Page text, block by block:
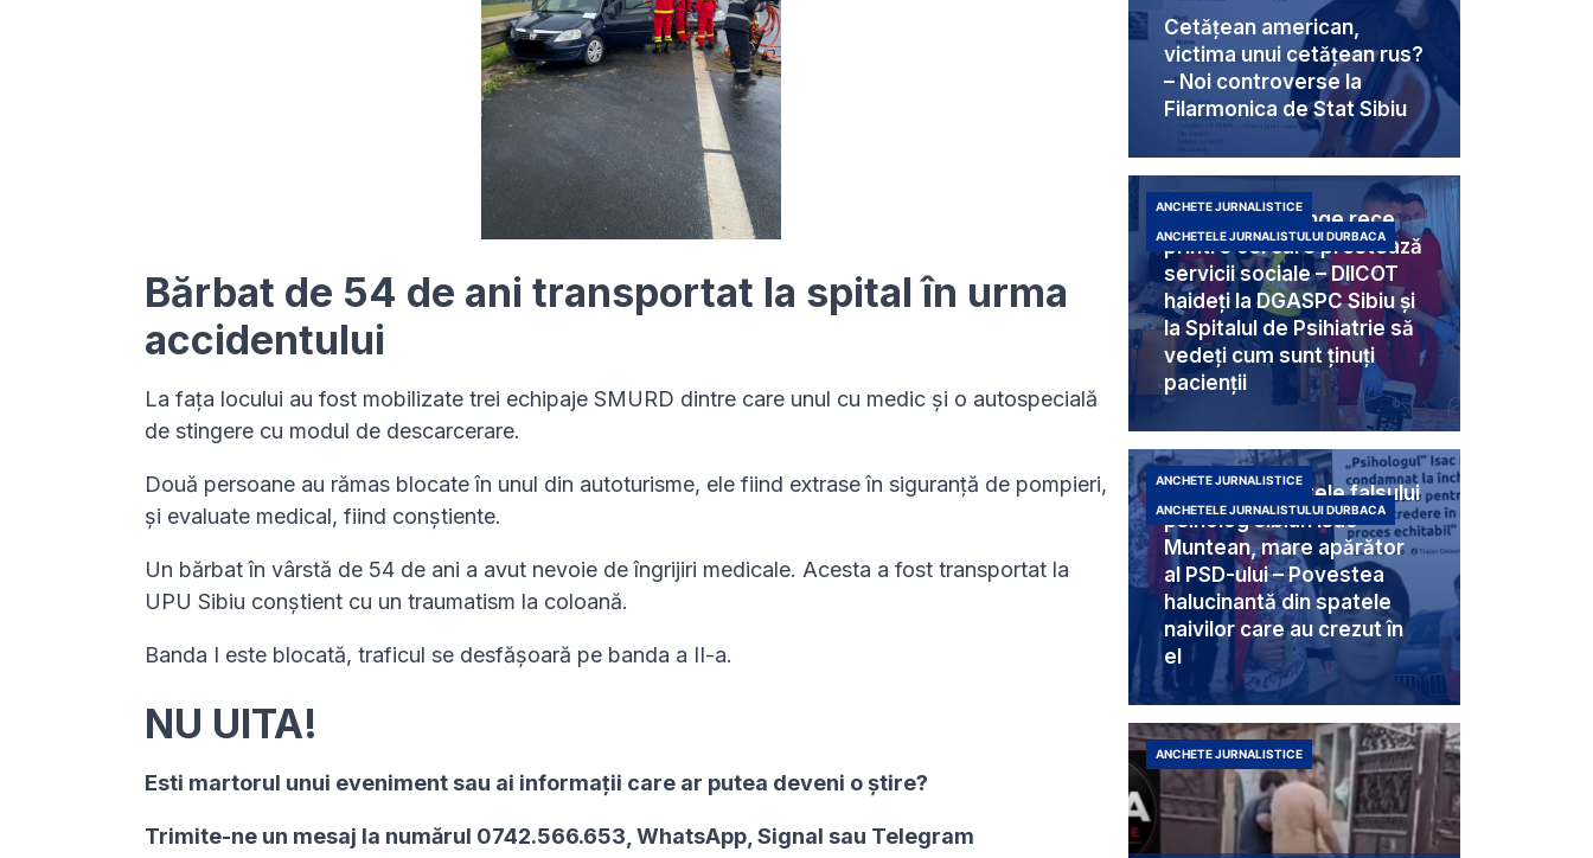
Bărbat de 54 de ani transportat la spital în urma
accidentului
La fața locului au fost mobilizate trei echipaje SMURD dintre care unul cu medic și o autospecială
de stingere cu modul de descarcerare.
Două persoane au rămas blocate în unul din autoturisme, ele fiind extrase în siguranță de pompieri,
și evaluate medical, fiind conștiente.
Un bărbat în vârstă de 54 de ani a avut nevoie de îngrijiri medicale. Acesta a fost transportat la
UPU Sibiu conștient cu un traumatism la coloană.
Banda I este blocată, traficul se desfășoară pe banda a II-a.
NU UITA!
Esti martorul unui eveniment sau ai informaţii care ar putea deveni o ştire?
Trimite-ne un mesaj la numărul 0742.566.653, WhatsApp, Signal sau Telegram
Cetățean american,
victima unui cetățean rus?
– Noi controverse la
Filarmonica de Stat Sibiu
Criminali cu sânge rece
printre cei care prestează
servicii sociale – DIICOT
haideți la DGASPC Sibiu și
la Spitalul de Psihiatrie să
vedeți cum sunt ținuți
pacienții
ANCHETE JURNALISTICE
ANCHETELE JURNALISTULUI DURBACA
Umbra din spatele falsului
psiholog sibian Isac
Muntean, mare apărător
al PSD-ului – Povestea
halucinantă din spatele
naivilor care au crezut în
el
ANCHETE JURNALISTICE
ANCHETELE JURNALISTULUI DURBACA
ANCHETE JURNALISTICE